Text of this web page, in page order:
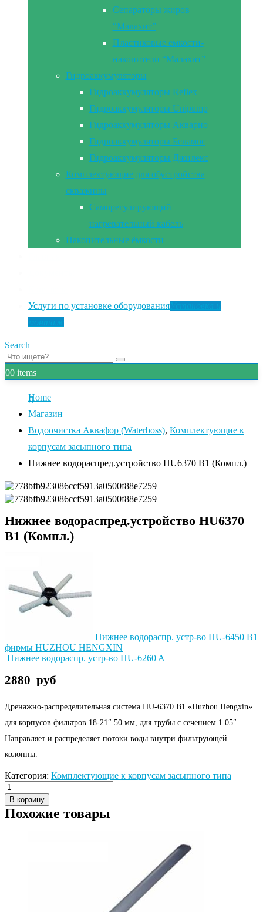
Сепараторы жиров
“Малахит”
Пластиковые емкости-
накопители “Малахит”
Гидроаккумуляторы
Гидроаккумуляторы Reflex
Гидроаккумуляторы Unipump
Гидроаккумуляторы Акварио
Гидроаккумуляторы Беламос
Гидроаккумуляторы Джилекс
Комплектующие для обустройства
скважины
Саморегулирующий
нагревательный кабель
Накопительные ёмкости
Услуги по установке оборудования
Search
00 items
Home
Магазин
Водоочистка Аквафор (Waterboss), Комплектующие к
корпусам засыпного типа
Нижнее водораспред.устройство HU6370 B1 (Компл.)
Нижнее водораспред.устройство HU6370
B1 (Компл.)
Нижнее водораспр. устр-во HU-6450 B1
фирмы HUZHOU HENGXIN
Нижнее водораспр. устр-во HU-6260 A
2880 руб
Дренажно-распределительная система HU-6370 B1 «Huzhou Hengxin»
для корпусов фильтров 18-21″ 50 мм, для трубы с сечением 1.05″.
Направляет и распределяет потоки воды внутри фильтрующей
колонны.
Категория: Комплектующие к корпусам засыпного типа
В корзину
Похожие товары